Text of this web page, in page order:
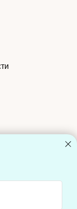
г,
88
г,
88